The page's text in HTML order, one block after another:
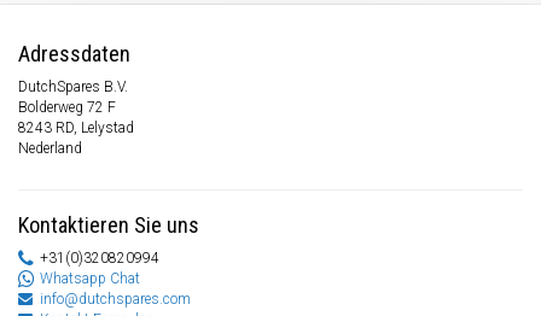
Adressdaten
DutchSpares B.V.
Bolderweg 72 F
8243 RD, Lelystad
Nederland
Kontaktieren Sie uns
+31(0)320820994
Whatsapp Chat
info@dutchspares.com